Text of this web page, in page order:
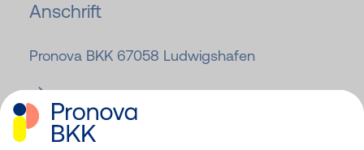
Anschrift
Pronova BKK 67058 Ludwigshafen